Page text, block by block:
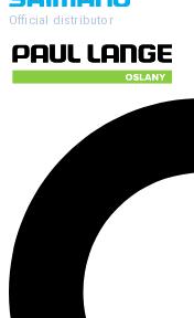
Official distributor